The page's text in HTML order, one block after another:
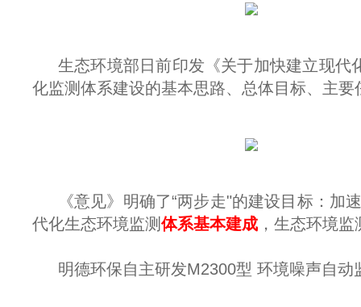
生态环境部日前印发《关于加快建立现
化监测体系建设的基本思路、总体目标、主
《意见》明确了“两步走"的建设目标：加
代化生态环境监测体系基本建成 ，生态环境
明德环保自主研发M2300型 环境噪声自动